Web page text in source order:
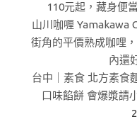
110元起，藏身便
山川咖喱 Yamakawa
街角的平價熟成咖哩
內還
台中｜素食 北方素食
口味餡餅 會爆漿請